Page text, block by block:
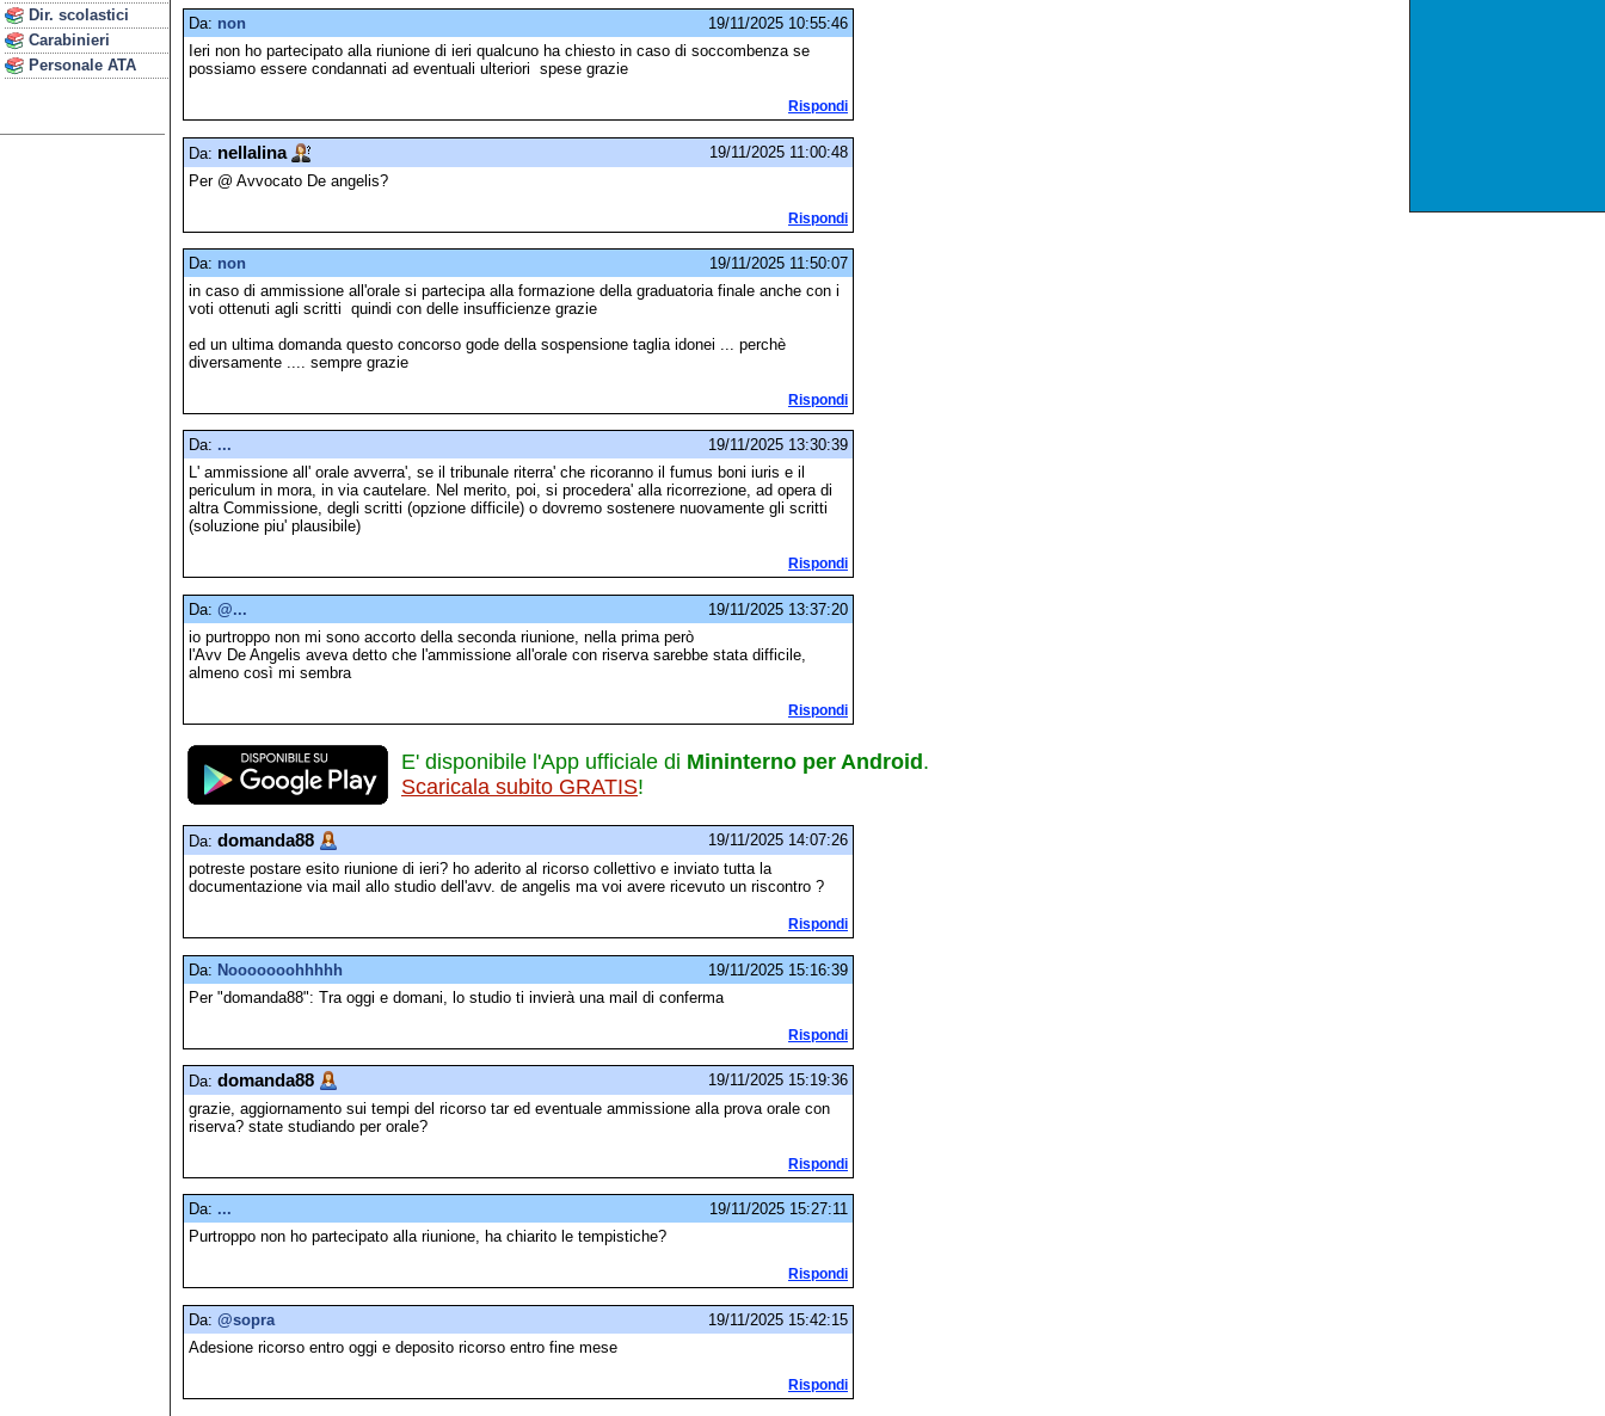
Dir. scolastici
Carabinieri
Personale ATA
Da: non
19/11/2025 10:55:46
Ieri non ho partecipato alla riunione di ieri qualcuno ha chiesto in caso di soccombenza se
possiamo essere condannati ad eventuali ulteriori spese grazie
Rispondi
Da: nellalina
19/11/2025 11:00:48
Per @ Avvocato De angelis?
Rispondi
Da: non
19/11/2025 11:50:07
in caso di ammissione all'orale si partecipa alla formazione della graduatoria finale anche con i
voti ottenuti agli scritti quindi con delle insufficienze grazie
ed un ultima domanda questo concorso gode della sospensione taglia idonei ... perchè
diversamente .... sempre grazie
Rispondi
Da: ...
19/11/2025 13:30:39
L' ammissione all' orale avverra', se il tribunale riterra' che ricoranno il fumus boni iuris e il
periculum in mora, in via cautelare. Nel merito, poi, si procedera' alla ricorrezione, ad opera di
altra Commissione, degli scritti (opzione difficile) o dovremo sostenere nuovamente gli scritti
(soluzione piu' plausibile)
Rispondi
Da: @...
19/11/2025 13:37:20
io purtroppo non mi sono accorto della seconda riunione, nella prima però
l'Avv De Angelis aveva detto che l'ammissione all'orale con riserva sarebbe stata difficile,
almeno così mi sembra
Rispondi
E' disponibile l'App ufficiale di Mininterno per Android.
Scaricala subito GRATIS!
Da: domanda88
19/11/2025 14:07:26
potreste postare esito riunione di ieri? ho aderito al ricorso collettivo e inviato tutta la
documentazione via mail allo studio dell'avv. de angelis ma voi avere ricevuto un riscontro ?
Rispondi
Da: Nooooooohhhhh
19/11/2025 15:16:39
Per "domanda88": Tra oggi e domani, lo studio ti invierà una mail di conferma
Rispondi
Da: domanda88
19/11/2025 15:19:36
grazie, aggiornamento sui tempi del ricorso tar ed eventuale ammissione alla prova orale con
riserva? state studiando per orale?
Rispondi
Da: ...
19/11/2025 15:27:11
Purtroppo non ho partecipato alla riunione, ha chiarito le tempistiche?
Rispondi
Da: @sopra
19/11/2025 15:42:15
Adesione ricorso entro oggi e deposito ricorso entro fine mese
Rispondi